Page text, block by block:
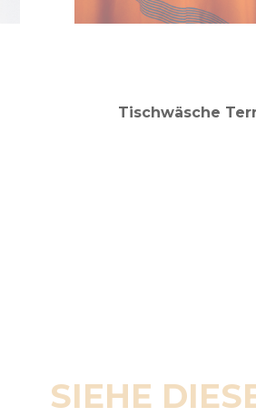
Tischwäsche
SIEHE